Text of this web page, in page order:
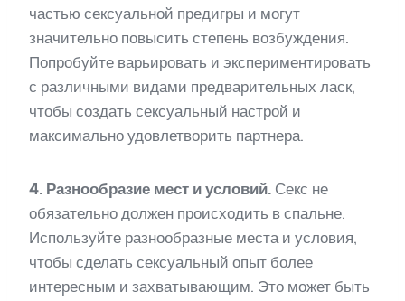
частью сексуальной предигры и могут
значительно повысить степень возбуждения.
Попробуйте варьировать и экспериментировать
с различными видами предварительных ласк,
чтобы создать сексуальный настрой и
максимально удовлетворить партнера.
4. Разнообразие мест и условий. Секс не
обязательно должен происходить в спальне.
Используйте разнообразные места и условия,
чтобы сделать сексуальный опыт более
интересным и захватывающим. Это может быть